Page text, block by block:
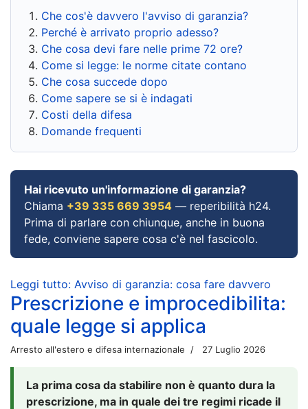
Che cos'è davvero l'avviso di garanzia?
Perché è arrivato proprio adesso?
Che cosa devi fare nelle prime 72 ore?
Come si legge: le norme citate contano
Che cosa succede dopo
Come sapere se si è indagati
Costi della difesa
Domande frequenti
Hai ricevuto un'informazione di garanzia?
Chiama +39 335 669 3954 — reperibilità h24.
Prima di parlare con chiunque, anche in buona
fede, conviene sapere cosa c'è nel fascicolo.
Leggi tutto: Avviso di garanzia: cosa fare davvero
Prescrizione e improcedibilita:
quale legge si applica
Arresto all'estero e difesa internazionale 27 Luglio 2026
La prima cosa da stabilire non è quanto dura la
prescrizione, ma in quale dei tre regimi ricade il